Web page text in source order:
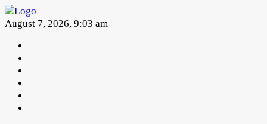
August 7, 2026, 9:03 am